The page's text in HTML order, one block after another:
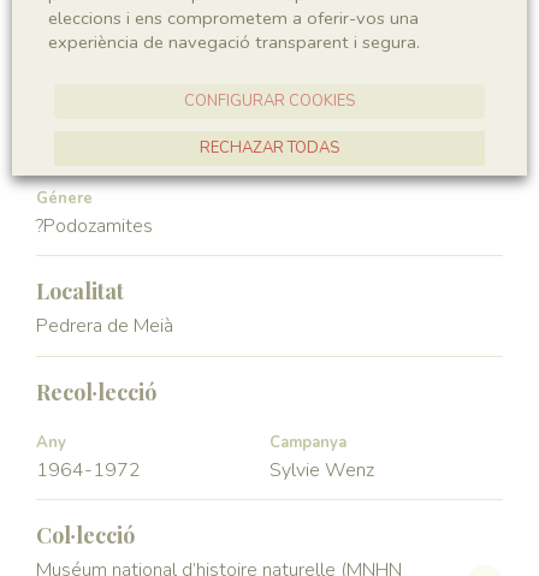
Subphyllum
Gymnospermae
Classe
Pinopsida
Podozamitaceae
Génere
?Podozamites
Localitat
Pedrera de Meià
Recol·lecció
Any
1964-1972
Campanya
Sylvie Wenz
Col·lecció
Muséum national d’histoire naturelle (MNHN
eleccions i ens comprometem a oferir-vos una
experiència de navegació transparent i segura.
CONFIGURAR COOKIES
RECHAZAR TODAS
ACCEPTAR TOTES